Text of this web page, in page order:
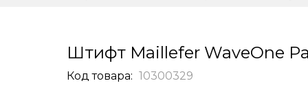
Штифт Maillefer WaveOne
Код товара 10300329